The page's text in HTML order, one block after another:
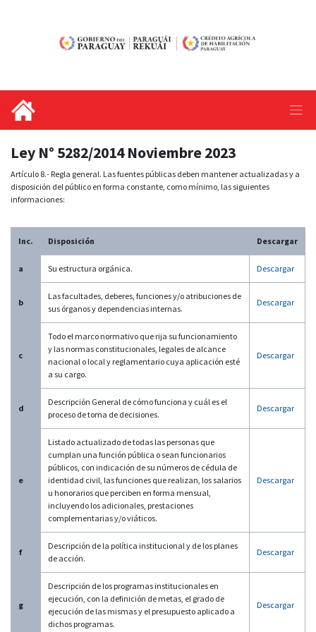
Ley N° 5282/2014 Noviembre 2023
Artículo 8.- Regla general. Las fuentes públicas deben mantener actualizadas y a
disposición del público en forma constante, como mínimo, las siguientes
informaciones:
Inc. Disposición Descargar
a Su estructura orgánica. Descargar
b
Las facultades, deberes, funciones y/o atribuciones de
sus órganos y dependencias internas.
Descargar
c
Todo el marco normativo que rija su funcionamiento
y las normas constitucionales, legales de alcance
nacional o local y reglamentario cuya aplicación esté
a su cargo.
Descargar
d
Descripción General de cómo funciona y cuál es el
proceso de toma de decisiones.
Descargar
e
Listado actualizado de todas las personas que
cumplan una función pública o sean funcionarios
públicos, con indicación de su números de cédula de
identidad civil, las funciones que realizan, los salarios
u honorarios que perciben en forma mensual,
incluyendo los adicionales, prestaciones
complementarias y/o viáticos.
Descargar
f
Descripción de la política institucional y de los planes
de acción.
Descargar
g
Descripción de los programas institucionales en
ejecución, con la definición de metas, el grado de
ejecución de las mismas y el presupuesto aplicado a
dichos programas.
Descargar